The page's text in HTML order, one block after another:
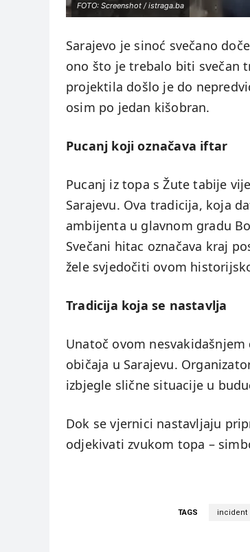
FOTO: Screenshot / istraga.ba
Sarajevo je sinoć svečano
ono što je trebalo biti svečan
projektila došlo je do
osim po jedan kišobran.
Pucanj koji označava iftar
Pucanj iz topa s Žute tabije
Sarajevu. Ova tradicija, koja
ambijenta u glavnom gradu
Svečani hitac označava kraj
žele svjedočiti ovom
Tradicija koja se nastavlja
Unatoč ovom
običaja u Sarajevu.
izbjegle slične situacije u
Dok se vjernici nastavljaju
odjekivati zvukom topa –
TAGS incident